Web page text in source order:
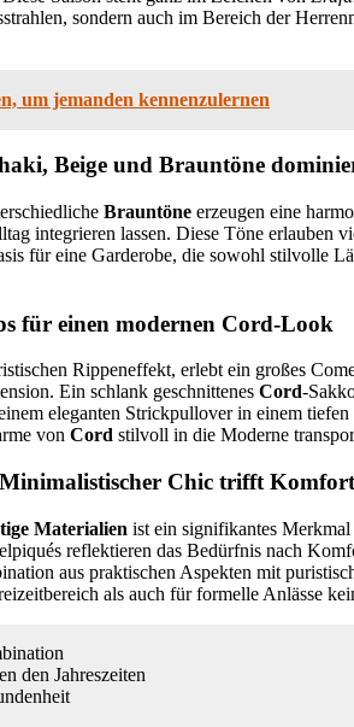
sondern auch im Bereich der
um jemanden kennenzulernen
Beige und Brauntöne
Brauntöne erzeugen eine
integrieren lassen. Diese Töne erlauben
für eine Garderobe, die sowohl stilvolle
für einen modernen Cord-Look
Rippeneffekt, erlebt ein großes
Ein schlank geschnittenes Cord-
eleganten Strickpullover in einem
von Cord stilvoll in die Moderne
Chic trifft Komfort
Materialien ist ein signifikantes
reflektieren das Bedürfnis nach
aus praktischen Aspekten mit
als auch für formelle Anlässe
den Jahreszeiten